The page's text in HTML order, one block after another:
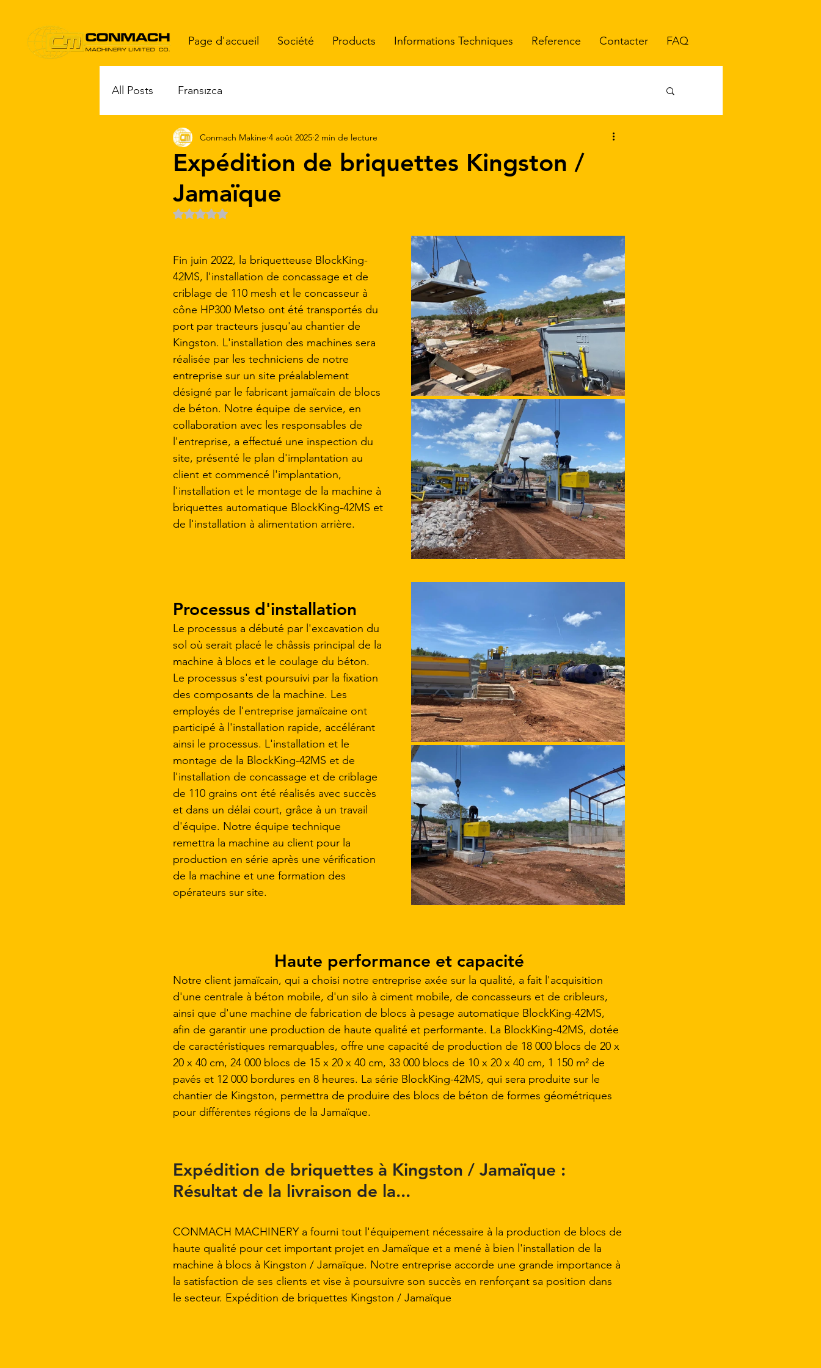
Page d'accueil Société Products Informations Techniques Reference Contacter FAQ
All Posts Fransızca
Expédition de briquettes Kingston /
Jamaïque
Conmach Makine 4 août 2025 2 min de lecture
Noté NaN étoiles sur 5.
Fin juin 2022, la briquetteuse BlockKing-
42MS, l'installation de concassage et de
criblage de 110 mesh et le concasseur à
cône HP300 Metso ont été transportés du
port par tracteurs jusqu'au chantier de
Kingston. L'installation des machines sera
réalisée par les techniciens de notre
entreprise sur un site préalablement
désigné par le fabricant jamaïcain de blocs
de béton. Notre équipe de service, en
collaboration avec les responsables de
l'entreprise, a effectué une inspection du
site, présenté le plan d'implantation au
client et commencé l'implantation,
l'installation et le montage de la machine à
briquettes automatique BlockKing-42MS et
de l'installation à alimentation arrière.
Processus d'installation
Le processus a débuté par l'excavation du
sol où serait placé le châssis principal de la
machine à blocs et le coulage du béton.
Le processus s'est poursuivi par la fixation
des composants de la machine. Les
employés de l'entreprise jamaïcaine ont
participé à l'installation rapide, accélérant
ainsi le processus. L'installation et le
montage de la BlockKing-42MS et de
l'installation de concassage et de criblage
de 110 grains ont été réalisés avec succès
et dans un délai court, grâce à un travail
d'équipe. Notre équipe technique
remettra la machine au client pour la
production en série après une vérification
de la machine et une formation des
opérateurs sur site.
Haute performance et capacité
Notre client jamaïcain, qui a choisi notre entreprise axée sur la qualité, a fait l'acquisition
d'une centrale à béton mobile, d'un silo à ciment mobile, de concasseurs et de cribleurs,
ainsi que d'une machine de fabrication de blocs à pesage automatique BlockKing-42MS,
afin de garantir une production de haute qualité et performante. La BlockKing-42MS, dotée
de caractéristiques remarquables, offre une capacité de production de 18 000 blocs de 20 x
20 x 40 cm, 24 000 blocs de 15 x 20 x 40 cm, 33 000 blocs de 10 x 20 x 40 cm, 1 150 m² de
pavés et 12 000 bordures en 8 heures. La série BlockKing-42MS, qui sera produite sur le
chantier de Kingston, permettra de produire des blocs de béton de formes géométriques
pour différentes régions de la Jamaïque.
Expédition de briquettes à Kingston / Jamaïque :
Résultat de la livraison de la...
CONMACH MACHINERY a fourni tout l'équipement nécessaire à la production de blocs de
haute qualité pour cet important projet en Jamaïque et a mené à bien l'installation de la
machine à blocs à Kingston / Jamaïque. Notre entreprise accorde une grande importance à
la satisfaction de ses clients et vise à poursuivre son succès en renforçant sa position dans
le secteur. Expédition de briquettes Kingston / Jamaïque